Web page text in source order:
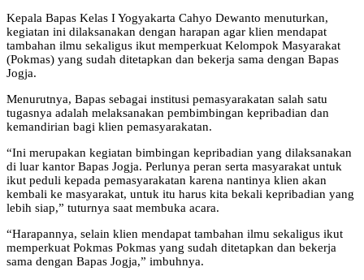
Kepala Bapas Kelas I Yogyakarta Cahyo Dewanto menuturkan,
kegiatan ini dilaksanakan dengan harapan agar klien mendapat
tambahan ilmu sekaligus ikut memperkuat Kelompok Masyarakat
(Pokmas) yang sudah ditetapkan dan bekerja sama dengan Bapas
Jogja.
Menurutnya, Bapas sebagai institusi pemasyarakatan salah satu
tugasnya adalah melaksanakan pembimbingan kepribadian dan
kemandirian bagi klien pemasyarakatan.
“Ini merupakan kegiatan bimbingan kepribadian yang dilaksanakan
di luar kantor Bapas Jogja. Perlunya peran serta masyarakat untuk
ikut peduli kepada pemasyarakatan karena nantinya klien akan
kembali ke masyarakat, untuk itu harus kita bekali kepribadian yang
lebih siap,” tuturnya saat membuka acara.
“Harapannya, selain klien mendapat tambahan ilmu sekaligus ikut
memperkuat Pokmas Pokmas yang sudah ditetapkan dan bekerja
sama dengan Bapas Jogja,” imbuhnya.